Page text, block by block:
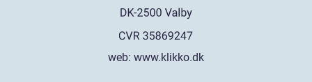
web: www.klikko.dk